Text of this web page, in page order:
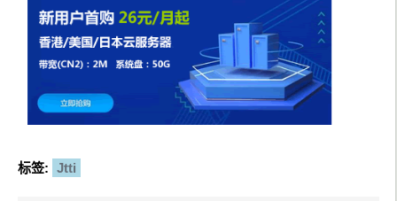
标签: Jtti